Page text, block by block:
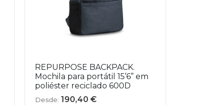
REPURPOSE BACKPACK.
Mochila para portátil 15’6” em
poliéster reciclado 600D
Desde: 190,40€